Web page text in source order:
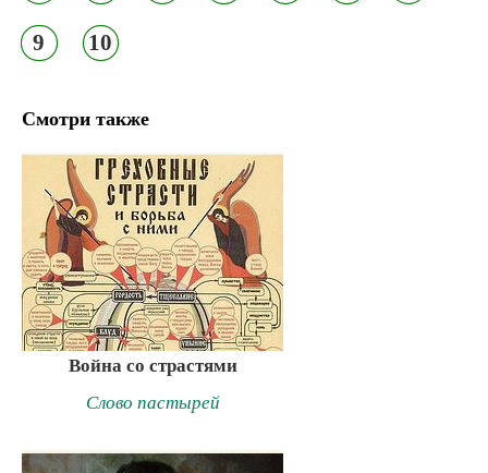
9 10
Смотри также
Война со страстями
Слово пастырей